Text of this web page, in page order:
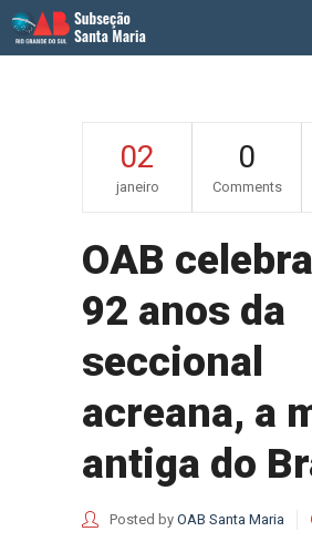
02
janeiro
0
Comments
OAB
92 anos da
seccional
acreana, a
antiga do
Posted by OAB Santa Maria